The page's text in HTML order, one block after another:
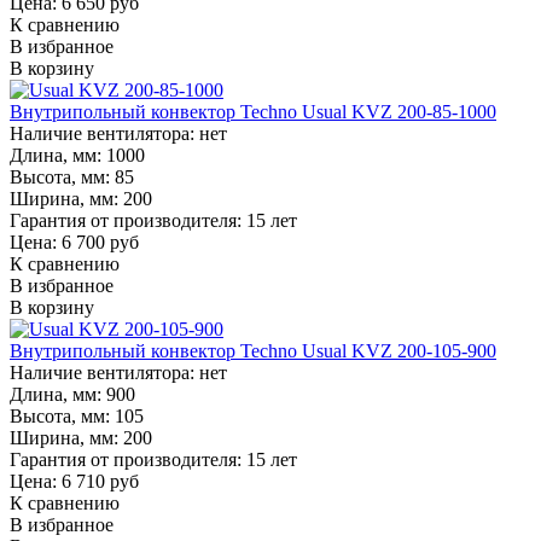
К сравнению
В избранное
В корзину
Внутрипольный конвектор Techno Usual KVZ 200-85-1000
Наличие вентилятора: нет
Длина, мм: 1000
Высота, мм: 85
Ширина, мм: 200
Гарантия от производителя: 15 лет
Цена: 6 700 руб
К сравнению
В избранное
В корзину
Внутрипольный конвектор Techno Usual KVZ 200-105-900
Наличие вентилятора: нет
Длина, мм: 900
Высота, мм: 105
Ширина, мм: 200
Гарантия от производителя: 15 лет
Цена: 6 710 руб
К сравнению
В избранное